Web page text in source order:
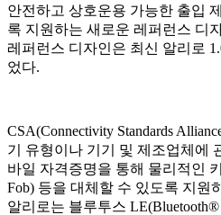
안전하고 상호운용 가능한 출입
록 지원하는 새로운 레퍼런스 디
레퍼런스 디자인은 최신 알리로
었다.
CSA(Connectivity Standards
기 유형이나 기기 및 제조업체에
바일 자격증명을 통해 물리적인
Fob) 등을 대체할 수 있도록 지원
알리로는 블루투스